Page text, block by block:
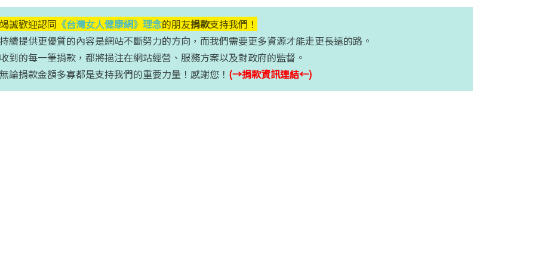
竭誠歡迎認同 《台灣女人健康網》理念的朋友捐款支持我們！
提供更優質的內容是網站不斷努力的方向，而我們需要更多資源才能走更長遠的路。
的每一筆捐款，都將挹注在網站經營、服務方案以及對政府的監督。
捐款金額多寡都是支持我們的重要力量！感謝您！ (→捐款資訊連結←)